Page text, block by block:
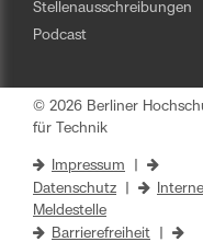
Stellenausschreibungen
Podcast
© 2026 Berliner
für Technik
Impressum
Datenschutz
Interne
Meldestelle
Barrierefreiheit